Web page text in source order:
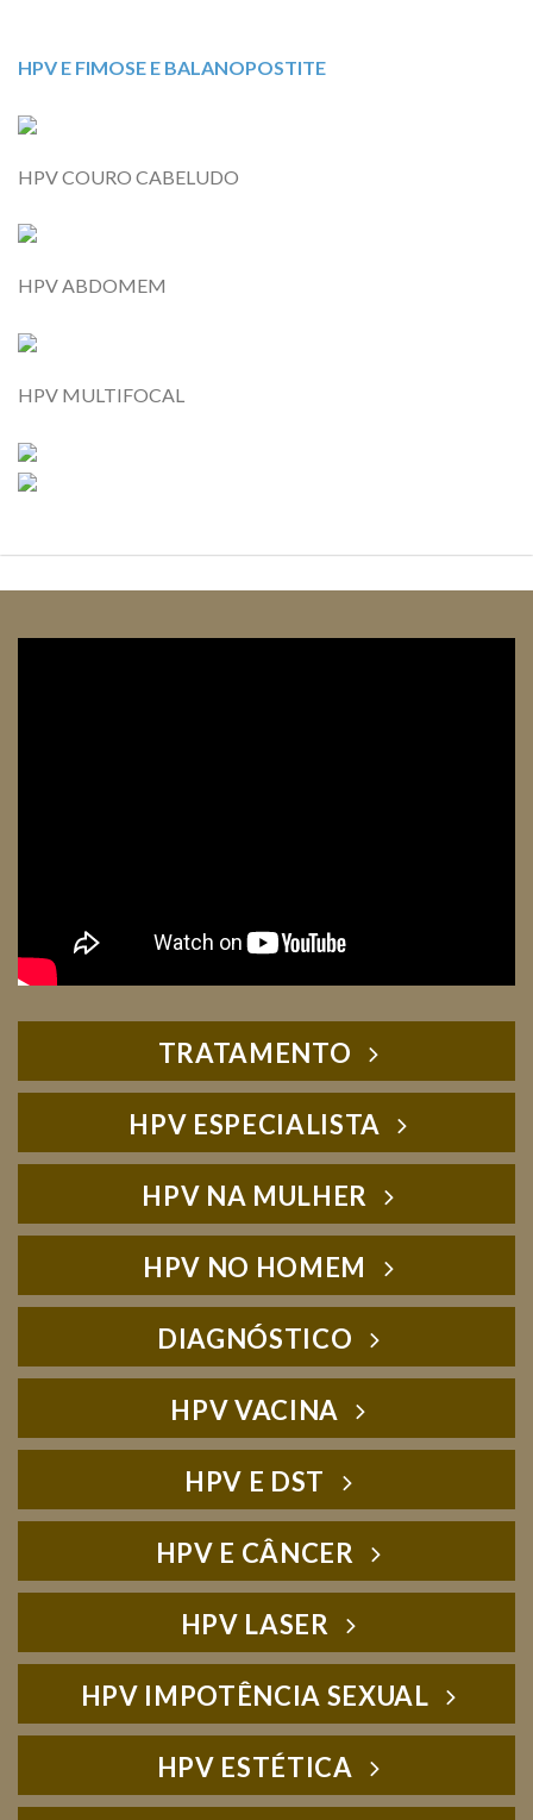
HPV E FIMOSE E BALANOPOSTITE
HPV COURO CABELUDO
HPV ABDOMEM
HPV MULTIFOCAL
TRATAMENTO
HPV ESPECIALISTA
HPV NA MULHER
HPV NO HOMEM
DIAGNÓSTICO
HPV VACINA
HPV E DST
HPV E CÂNCER
HPV LASER
HPV IMPOTÊNCIA SEXUAL
HPV ESTÉTICA